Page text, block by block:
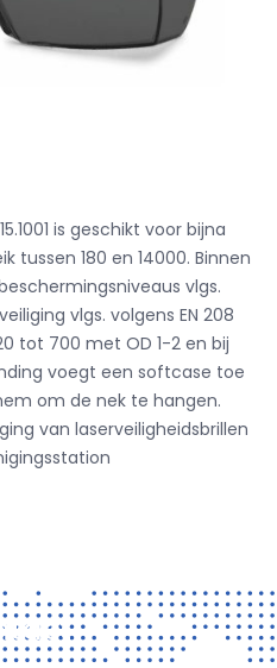
is geschikt voor bijna
tussen 180 en 14000. Binnen
vlgs.
vlgs. volgens EN 208
tot 700 met OD 1-2 en bij
voegt een softcase toe
om de nek te hangen.
van laserveiligheidsbrillen